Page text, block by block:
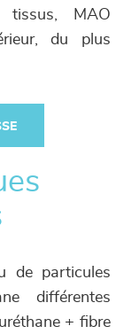
tissus, MAO
du plus
de particules
différentes
+ fibre